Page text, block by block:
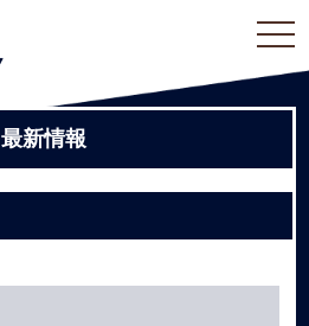
最新情報